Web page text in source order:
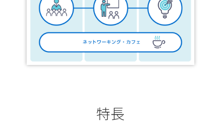
特長